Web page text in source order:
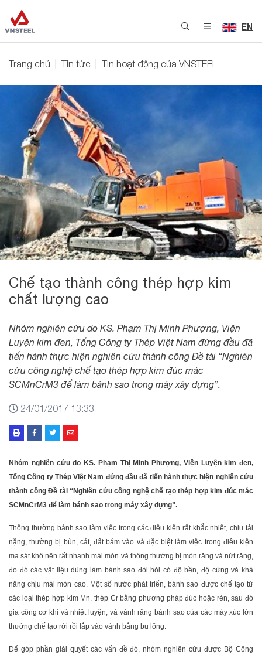
EN
Trang chủ Tin tức Tin hoạt động của VNSTEEL
Chế tạo thành công thép hợp kim
chất lượng cao
Nhóm nghiên cứu do KS. Phạm Thị Minh Phượng, Viện
Luyện kim đen, Tổng Công ty Thép Việt Nam đứng đầu đã
tiến hành thực hiện nghiên cứu thành công Đề tài “Nghiên
cứu công nghệ chế tạo thép hợp kim đúc mác
SCMnCrM3 để làm bánh sao trong máy xây dựng”.
24/01/2017 13:33
Nhóm nghiên cứu do KS. Phạm Thị Minh Phượng, Viện Luyện kim đen,
Tổng Công ty Thép Việt Nam đứng đầu đã tiến hành thực hiện nghiên cứu
thành công Đề tài “Nghiên cứu công nghệ chế tạo thép hợp kim đúc mác
SCMnCrM3 để làm bánh sao trong máy xây dựng”.
Thông thường bánh sao làm việc trong các điều kiện rất khắc nhiệt, chịu tải
nặng, thường bị bùn, cát, đất bám vào và đặc biệt làm việc trong điều kiện
ma sát khô nên rất nhanh mài mòn và thông thường bị mòn răng và nứt răng,
đo đó các vật liệu dùng làm bánh sao đòi hỏi có độ bền, độ cứng và khả
năng chịu mài mòn cao. Một số nước phát triển, bánh sao được chế tạo từ
các loại thép hợp kim Mn, thép Cr bằng phương pháp đúc hoặc rèn, sau đó
gia công cơ khí và nhiệt luyện, và vành răng bánh sao của các máy xúc lớn
thường chế tạo rời rồi lắp vào vành bằng bu lông.
Để góp phần giải quyết các vấn đề đó, nhóm nghiên cứu được Bộ Công